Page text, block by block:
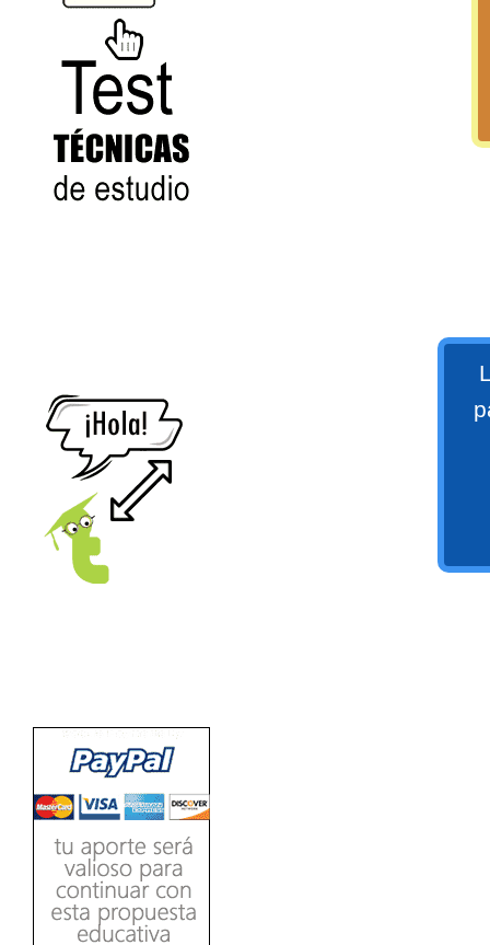
naturales (N) Ξ Operaciones con
naturales Ξ Los números enteros (Z)
Ξ Operaciones con enteros Ξ Los
números racionales (Q) Ξ
Operaciones con racionales Ξ Los
números irracionales (Q') Ξ
Operaciones con irracionales Ξ
[Ingresar]
Ver/Ocultar temario
Propiedades de los reales (R) Ξ
Aplicación y operaciones con los
reales (R) Ξ Propiedades de los
factorización Ξ División de
polinomios Ξ Método cociente
residuo Ξ División sintética.
>> Ingresar YA a este tutorial